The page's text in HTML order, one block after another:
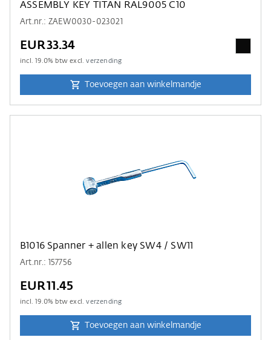
ASSEMBLY KEY TITAN RAL9005 C10
Art.nr.: ZAEW0030-023021
EUR33.34
incl.19.0% btw excl.verzending
Toevoegen aan winkelmandje
B1016 Spanner + allen key SW4 / SW11
Art.nr.: 157756
EUR11.45
incl.19.0% btw excl.verzending
Toevoegen aan winkelmandje